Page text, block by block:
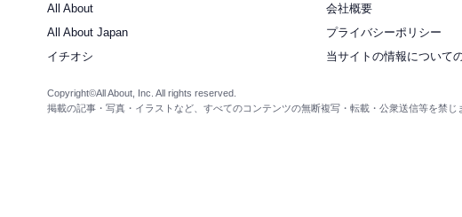
All About
All About Japan
イチオシ
会社概要
プライバシーポリシー
当サイトの情報について
Copyright©All About, Inc. All rights reserved.
掲載の記事・写真・イラストなど、すべてのコンテンツの無断複写・転載・公衆送信等を禁じ